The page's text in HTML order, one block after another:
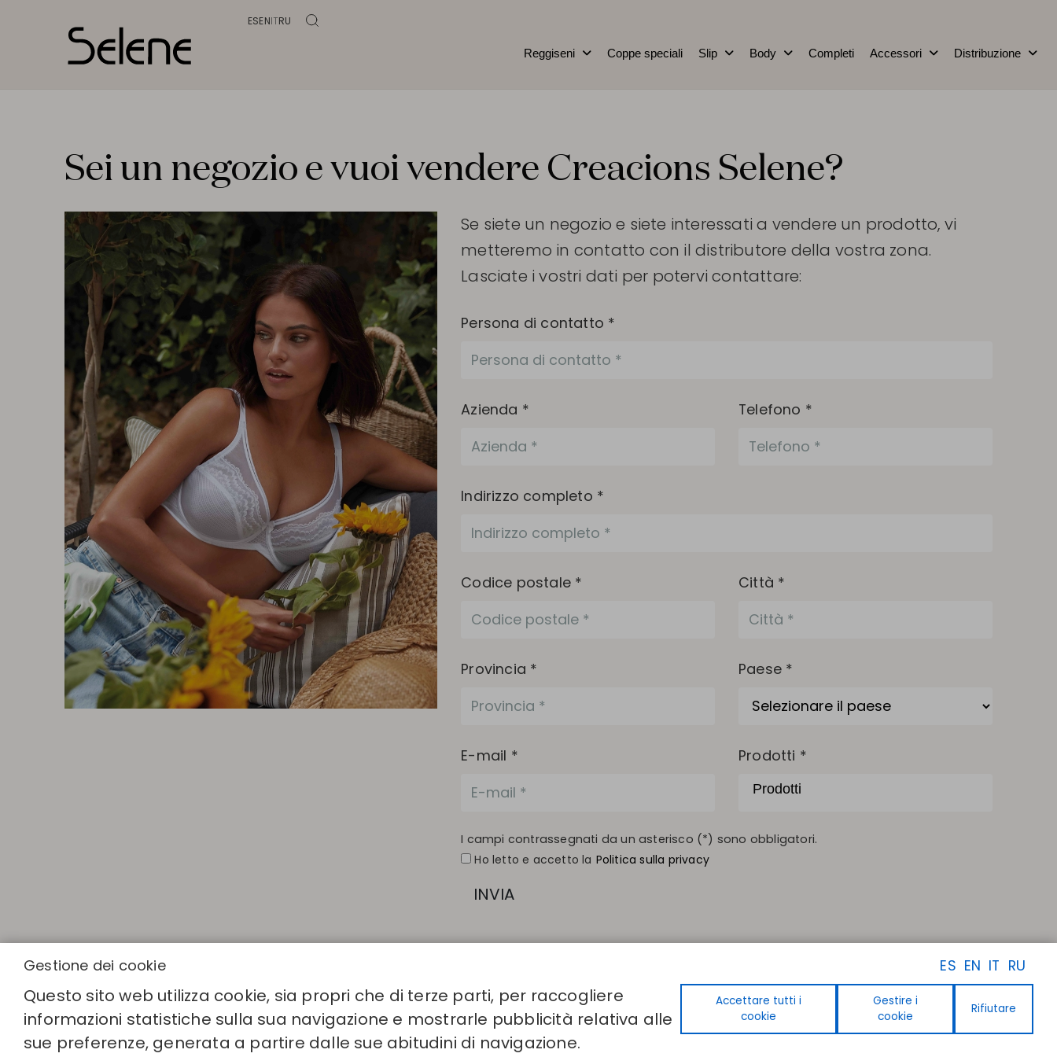
ESENITRU
Reggiseni Coppe speciali Slip Body Completi Accessori Distribuzione
Sei un negozio e vuoi vendere Creacions Selene?
Se siete un negozio e siete interessati a vendere un prodotto, vi
metteremo in contatto con il distributore della vostra zona.
Lasciate i vostri dati per potervi contattare:
Persona di contatto *
Azienda * Telefono *
Indirizzo completo *
Codice postale * Città *
Provincia * Paese *
E-mail * Prodotti *
I campi contrassegnati da un asterisco (*) sono obbligatori.
Ho letto e accetto la Politica sulla privacy
INVIA
ES EN IT RU
Gestione dei cookie
Questo sito web utilizza cookie, sia propri che di terze parti, per raccogliere
informazioni statistiche sulla sua navigazione e mostrarle pubblicità relativa alle
sue preferenze, generata a partire dalle sue abitudini di navigazione.
Accettare tutti i
cookie
Gestire i
cookie
Rifiutare
Calcola la tua taglia
Trova il tuo negozio
Disintex 2021 SL
+34 948 14 58 90
Chi siamo
Instagram